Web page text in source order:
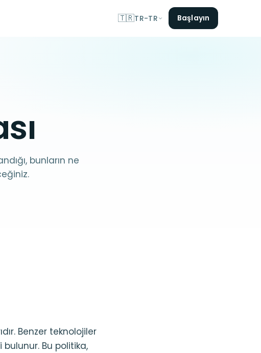
🇹🇷TR-TR Başlayın
bunların ne
Benzer teknolojiler
Bu politika,